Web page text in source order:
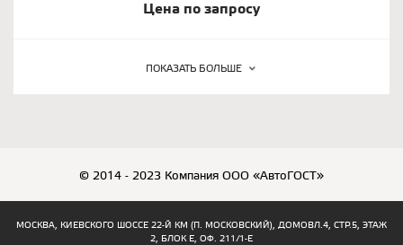
Цена по запросу
ПОКАЗАТЬ БОЛЬШЕ
© 2014 - 2023 Компания ООО «АвтоГОСТ»
МОСКВА, КИЕВСКОГО ШОССЕ 22-Й КМ (П. МОСКОВСКИЙ), ДОМОВЛ.4, СТР.5, ЭТАЖ
2, БЛОК Е, ОФ. 211/1-Е